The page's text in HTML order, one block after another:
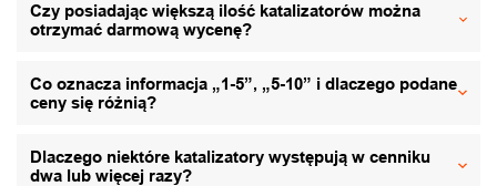
Czy posiadając większą ilość katalizatorów można
otrzymać darmową wycenę?
Co oznacza informacja „1-5”, „5-10” i dlaczego podane
ceny się różnią?
Dlaczego niektóre katalizatory występują w cenniku
dwa lub więcej razy?